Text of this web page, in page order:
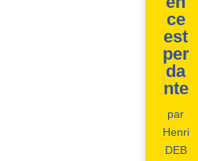
ce
est
per
da
nte
par
Henri
DEB